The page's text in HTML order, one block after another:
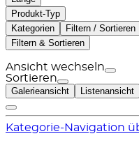
Produkt-Typ
Kategorien
Filtern / Sortieren
Filtern & Sortieren
Ansicht wechseln
Sortieren
Galerieansicht Listenansicht
Kategorie-Navigation